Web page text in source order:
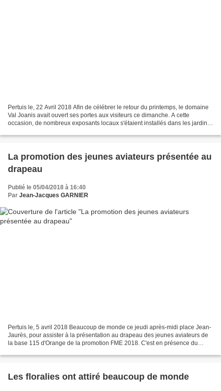
Pertuis le, 22 Avril 2018 Afin de célébrer le retour du printemps, le domaine
Val Joanis avait ouvert ses portes aux visiteurs ce dimanche. A cette
occasion, de nombreux exposants locaux s'étaient installés dans les jardin
La promotion des jeunes aviateurs présentée au
drapeau
Publié le 05/04/2018 à 16:40
Par Jean-Jacques GARNIER
Pertuis le, 5 avril 2018 Beaucoup de monde ce jeudi après-midi place Jean-
Jaurès, pour assister à la présentation au drapeau des jeunes aviateurs de
la base 115 d'Orange de la promotion FME 2018. C'est en présence du
Les floralies ont attiré beaucoup de monde